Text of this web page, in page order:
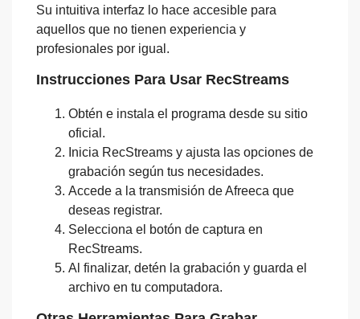
Su intuitiva interfaz lo hace accesible para
aquellos que no tienen experiencia y
profesionales por igual.
Instrucciones Para Usar RecStreams
Obtén e instala el programa desde su sitio
oficial.
Inicia RecStreams y ajusta las opciones de
grabación según tus necesidades.
Accede a la transmisión de Afreeca que
deseas registrar.
Selecciona el botón de captura en
RecStreams.
Al finalizar, detén la grabación y guarda el
archivo en tu computadora.